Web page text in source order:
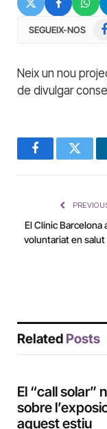
SEGUEIX-NOS
Neix un nou
de divulgar
Facebook
El Clínic Barcelona
voluntariat en salut
Related Posts
El “call solar”
sobre
aquest estiu